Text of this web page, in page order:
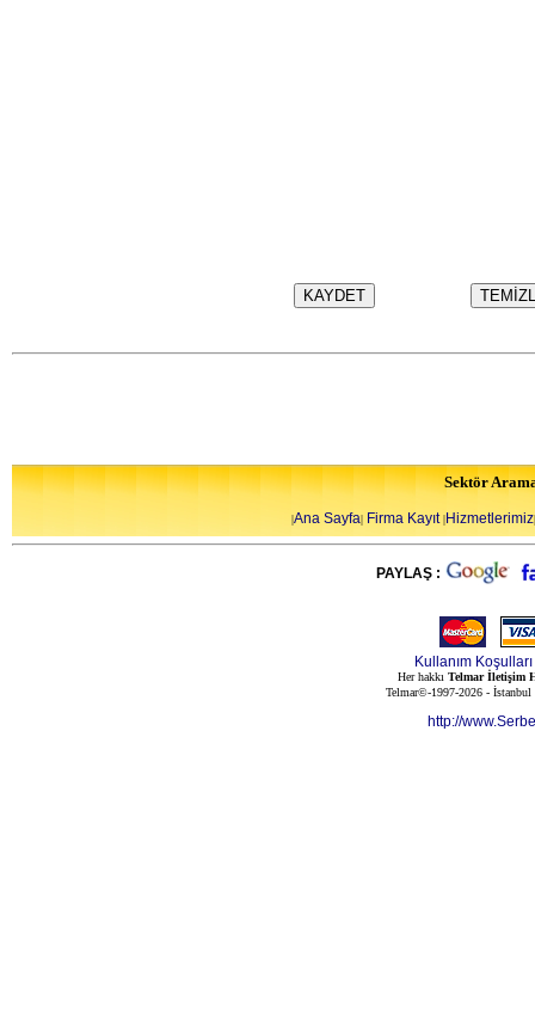
Sektör
|Ana Sayfa| Firma Kayıt|Hizmetlerimiz|
PAYLAŞ :
Kullanım Koşulları
Her hakkı Telmar İletişim
Telmar©-1997-2026 -
http://